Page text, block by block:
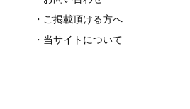
・ ご掲載頂ける方へ
・ 当サイトについて